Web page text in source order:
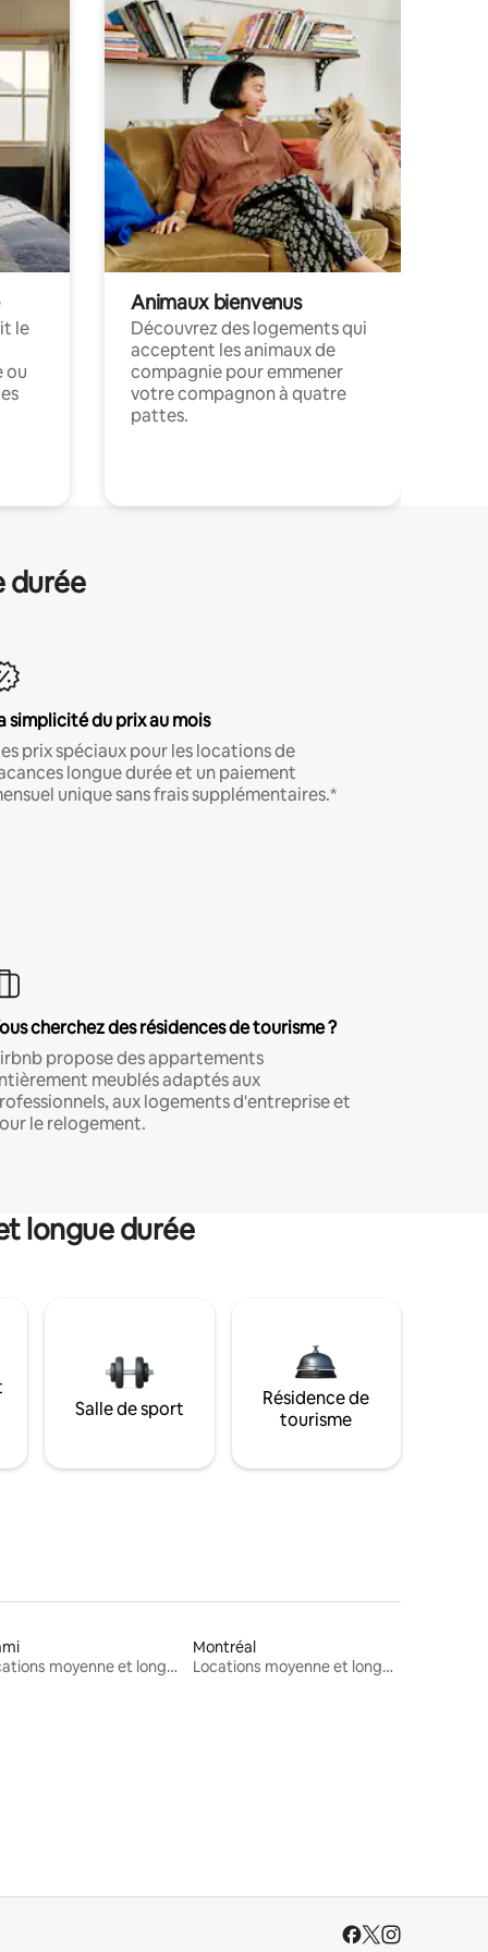
le
ou
Animaux bienvenus
Découvrez des logements qui
acceptent les animaux de
compagnie pour emmener
votre compagnon à quatre
pattes.
durée
simplicité du prix au mois
prix spéciaux pour les locations de
longue durée et un paiement
unique sans frais supplémentaires.*
cherchez des résidences de tourisme ?
propose des appartements
meublés adaptés aux
aux logements d'entreprise et
le relogement.
longue durée
Salle de sport
Résidence de
tourisme
Locations moyenne et longue durée
Montréal
Locations moyenne et longue durée